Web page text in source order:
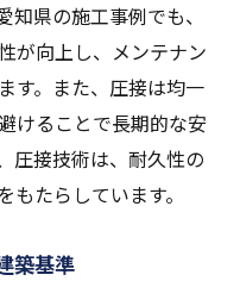
県の施工事例でも、
が向上し、メンテナン
す。また、圧接は均一
けることで長期的な安
圧接技術は、耐久性の
たらしています。
築基準